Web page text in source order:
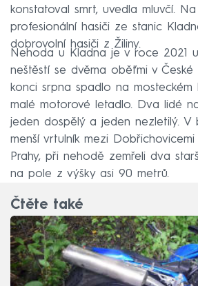
konstatoval smrt, uvedla mluvčí.
profesionální hasiči ze stanic
dobrovolní hasiči z Žiliny.
Nehoda u Kladna je v roce 2021
neštěstí se dvěma oběťmi v České
konci srpna spadlo na mosteckém
malé motorové letadlo. Dva lidé
jeden dospělý a jeden nezletilý. V
menší vrtulník mezi
Prahy, při nehodě zemřeli dva
na pole z výšky asi 90 metrů.
Čtěte také